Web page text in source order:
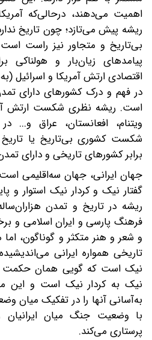
اهمیت می‌دهند، درحالی‌که
ریشه پیش می‌تازد؛ چون تاریخ
بی‌تاریخ و متجاور نیز راست
پیامدهای زیان‌بار و هولناکی
اقتصادی ارتش آمریکا و اسرائیل
در فهم و درک کشورهای دارای
است. ریشه نظری شکست ارتش
ویتنام، افعانستان، عراق
شکست کشوری بی‌تاریخ یا
برابر کشورهای تاریخی و دارای
جهان ایرانی، جهان سه‌اقلیمی
گفتار نیک و کردار نیک استوار و
ریشه در تاریخ و تمدن
فرهنگ پارسی و ایران اسلامی و
و شعر و هنر متکثر و گوناگون،
تاریخی همواره ایرانی می‌اندیشیده
نیک است که گویی همان حکمت
نیک به کردار نیک است و این
به‌آسانی آنها را در تفکیک میان
با وضعیت جنگ میان
پرستاری می‌کند.